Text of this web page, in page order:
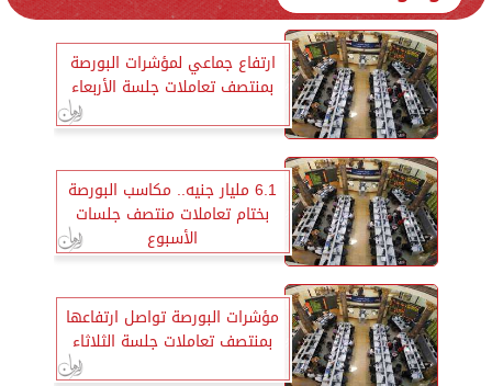
ارتفاع جماعي لمؤشرات البورصة
بمنتصف تعاملات جلسة الأربعاء
6.1 مليار جنيه.. مكاسب البورصة
بختام تعاملات منتصف جلسات
الأسبوع
مؤشرات البورصة تواصل ارتفاعها
بمنتصف تعاملات جلسة الثلاثاء